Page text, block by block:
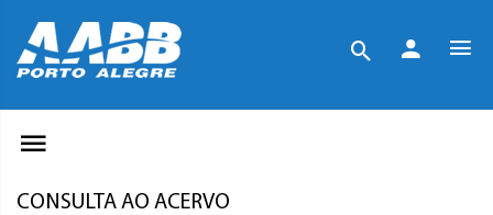
CONSULTA AO ACERVO